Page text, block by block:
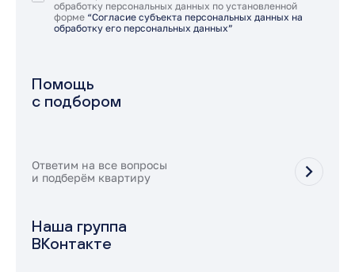
обработку персональных данных по установленной
форме “Согласие субъекта персональных данных на
обработку его персональных данных”
Помощь
с подбором
Ответим на все вопросы
и подберём квартиру
Наша группа
ВКонтакте